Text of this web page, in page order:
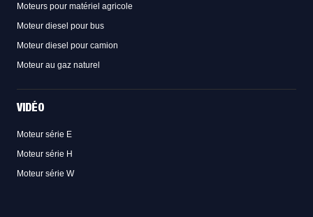
Moteurs pour matériel agricole
Moteur diesel pour bus
Moteur diesel pour camion
Moteur au gaz naturel
VIDÉO
Moteur série E
Moteur série H
Moteur série W